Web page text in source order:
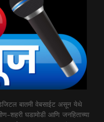
बातमी वेबसाईट असून येथे
शहरी घडामोडी आणि जनहिताच्या